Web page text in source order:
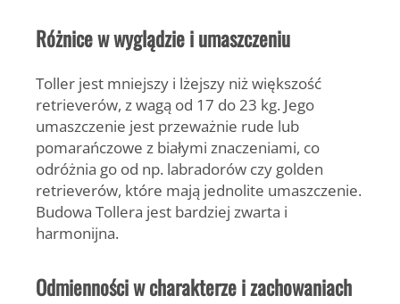
Różnice w wyglądzie i umaszczeniu
Toller jest mniejszy i lżejszy niż większość
retrieverów, z wagą od 17 do 23 kg. Jego
umaszczenie jest przeważnie rude lub
pomarańczowe z białymi znaczeniami, co
odróżnia go od np. labradorów czy golden
retrieverów, które mają jednolite umaszczenie.
Budowa Tollera jest bardziej zwarta i
harmonijna.
Odmienności w charakterze i zachowaniach